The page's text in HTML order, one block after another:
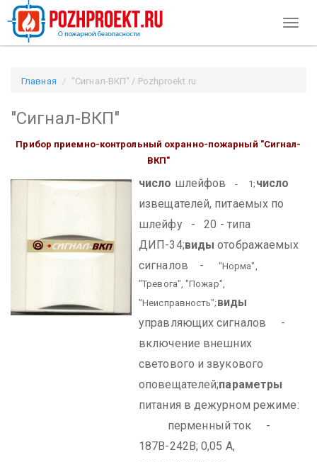
Главная "Сигнал-ВКП" / Pozhproekt.ru
"Сигнал-ВКП"
Прибор приемно-контрольный охранно-пожарный "Сигнал-
ВКП"
число шлейфов - 1; число
извещателей, питаемых по
шлейфу - 20 - типа
ДИП-34;виды отображаемых
сигналов -
"Норма",
"Тревога", "Пожар",
"Неисправность"; виды
управляющих сигналов -
включение внешних
светового и звукового
оповещателей;параметры
питания в дежурном режиме:
перменный ток -
187В-242В; 0,05 А,